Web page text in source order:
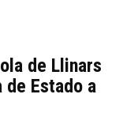
de Llinars
Estado a